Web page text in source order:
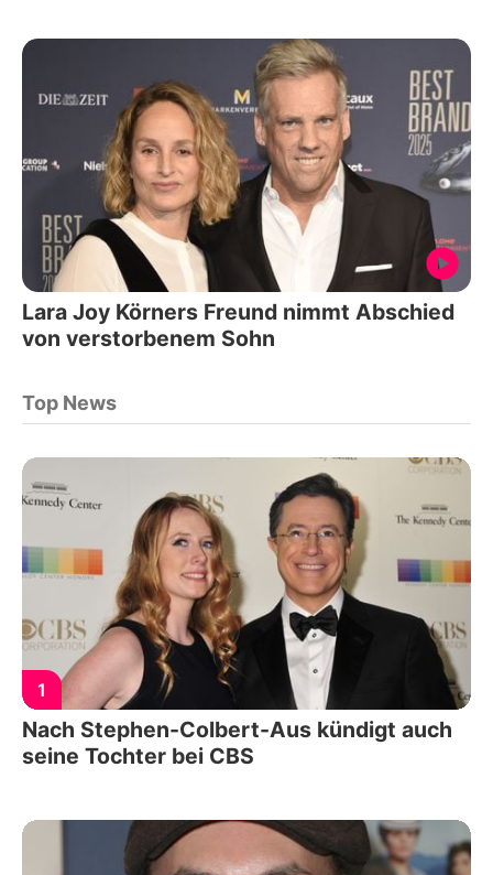
Lara Joy Körners Freund nimmt Abschied
von verstorbenem Sohn
Top News
1
Nach Stephen-Colbert-Aus kündigt auch
seine Tochter bei CBS